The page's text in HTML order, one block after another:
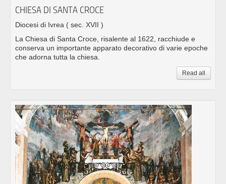
CHIESA DI SANTA CROCE
Diocesi di Ivrea ( sec. XVII )
La Chiesa di Santa Croce, risalente al 1622, racchiude e
conserva un importante apparato decorativo di varie epoche
che adorna tutta la chiesa.
Read all